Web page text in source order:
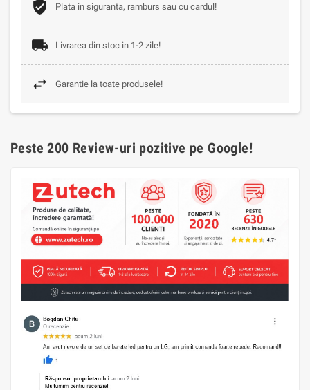
Plata in siguranta, ramburs sau cu cardul!
Livrarea din stoc in 1-2 zile!
Garantie la toate produsele!
Peste 200 Review-uri pozitive pe Google!